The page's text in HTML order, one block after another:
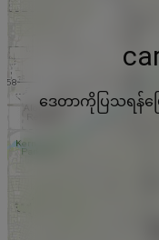
ဒေတာကိုပြသရန်မ